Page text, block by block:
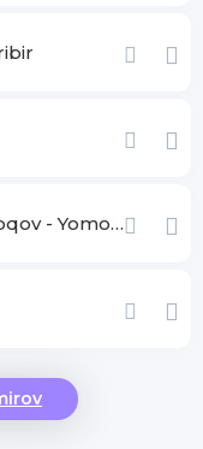
Jasur Umirov, Vohidjon Isoqov - Yomonlama